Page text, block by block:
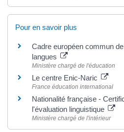
Pour en savoir plus
Cadre européen commun
langues
Ministère chargé de l'éducation
Le centre Enic-Naric
France éducation international
Nationalité française -
l'évaluation linguistique
Ministère chargé de l'intérieur